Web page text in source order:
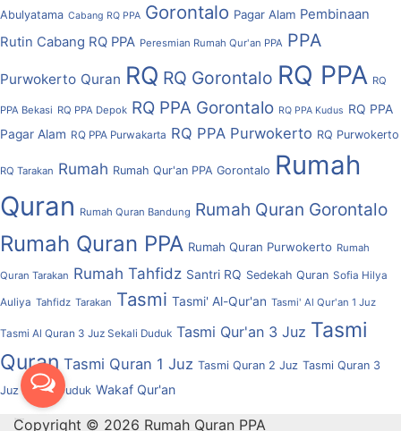
Abulyatama Cabang RQ PPA Gorontalo Pagar Alam Pembinaan
Rutin Cabang RQ PPA Peresmian Rumah Qur'an PPA PPA
Purwokerto Quran RQ RQ Gorontalo RQ PPA RQ
PPA Bekasi RQ PPA Depok RQ PPA Gorontalo RQ PPA Kudus RQ PPA
Pagar Alam RQ PPA Purwakarta RQ PPA Purwokerto RQ Purwokerto
RQ Tarakan Rumah Rumah Qur'an PPA Gorontalo Rumah
Quran Rumah Quran Bandung Rumah Quran Gorontalo
Rumah Quran PPA Rumah Quran Purwokerto Rumah
Quran Tarakan Rumah Tahfidz Santri RQ Sedekah Quran Sofia Hilya
Auliya Tahfidz Tarakan Tasmi Tasmi' Al-Qur'an Tasmi' Al Qur'an 1 Juz
Tasmi Al Quran 3 Juz Sekali Duduk Tasmi Qur'an 3 Juz Tasmi
Quran Tasmi Quran 1 Juz Tasmi Quran 2 Juz Tasmi Quran 3
Juz Sekali Duduk Wakaf Qur'an
Copyright © 2026 Rumah Quran PPA